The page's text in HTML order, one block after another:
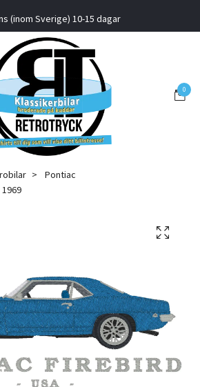
(inom Sverige) 10-15 dagar
0
Pontiac